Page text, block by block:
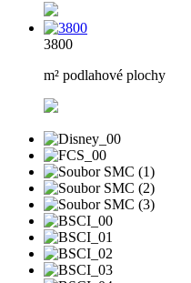
3800
m² podlahové plochy